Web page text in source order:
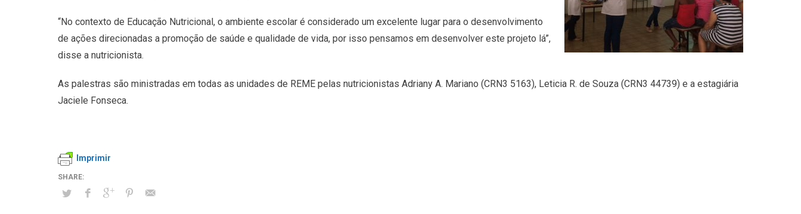
“No contexto de Educação Nutricional, o ambiente escolar é considerado um excelente lugar para o desenvolvimento
de ações direcionadas a promoção de saúde e qualidade de vida, por isso pensamos em desenvolver este projeto lá”,
disse a nutricionista.
As palestras são ministradas em todas as unidades de REME pelas nutricionistas Adriany A. Mariano (CRN3 5163), Leticia R. de Souza (CRN3 44739) e a estagiária
Jaciele Fonseca.
Imprimir